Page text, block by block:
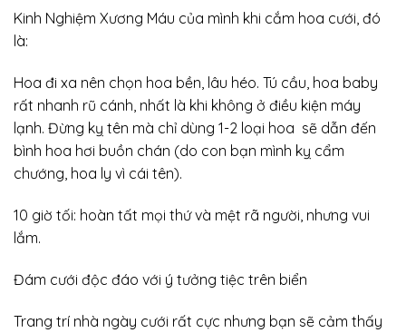
Kinh Nghiệm Xương Máu của mình khi cắm hoa cưới, đó
là:
Hoa đi xa nên chọn hoa bền, lâu héo. Tú cầu, hoa baby
rất nhanh rũ cánh, nhất là khi không ở điều kiện máy
lạnh. Đừng kỵ tên mà chỉ dùng 1-2 loại hoa sẽ dẫn đến
bình hoa hơi buồn chán (do con bạn mình kỵ cẩm
chướng, hoa ly vì cái tên).
10 giờ tối: hoàn tất mọi thứ và mệt rã người, nhưng vui
lắm.
Đám cưới độc đáo với ý tưởng tiệc trên biển
Trang trí nhà ngày cưới rất cực nhưng bạn sẽ cảm thấy